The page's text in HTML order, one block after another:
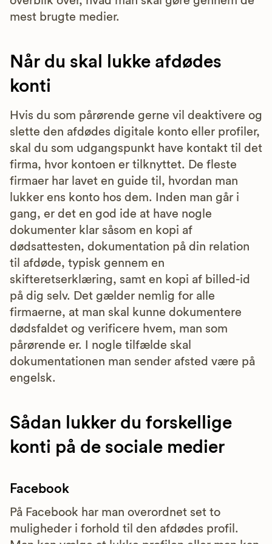
mest brugte medier.
Når du skal lukke afdødes
konti
Hvis du som pårørende gerne vil deaktivere og
slette den afdødes digitale konto eller profiler,
skal du som udgangspunkt have kontakt til det
firma, hvor kontoen er tilknyttet. De fleste
firmaer har lavet en guide til, hvordan man
lukker ens konto hos dem. Inden man går i
gang, er det en god ide at have nogle
dokumenter klar såsom en kopi af
dødsattesten, dokumentation på din relation
til afdøde, typisk gennem en
skifteretserklæring, samt en kopi af billed-id
på dig selv. Det gælder nemlig for alle
firmaerne, at man skal kunne dokumentere
dødsfaldet og verificere hvem, man som
pårørende er. I nogle tilfælde skal
dokumentationen man sender afsted være på
engelsk.
Sådan lukker du forskellige
konti på de sociale medier
Facebook
På Facebook har man overordnet set to
muligheder i forhold til den afdødes profil.